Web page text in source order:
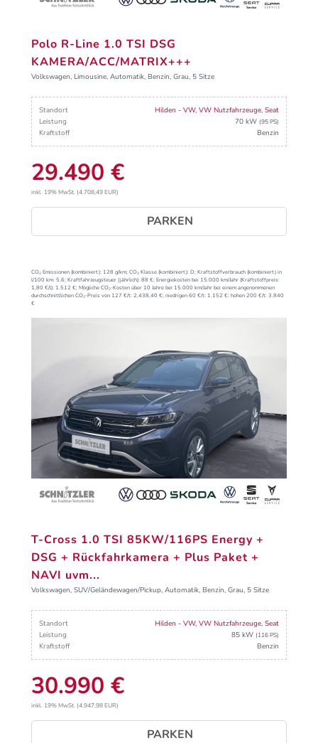
Polo R-Line 1.0 TSI DSG
KAMERA/ACC/MATRIX+++
Volkswagen, Limousine, Automatik, Benzin, Grau, 5 Sitze
Standort
Hilden - VW, VW Nutzfahrzeuge, Seat
Leistung
70 kW (95 PS)
Kraftstoff Benzin
29.490 €
inkl. 19% MwSt. (4.708,49 EUR)
PARKEN
CO₂ Emissionen (kombiniert): 128 g/km;CO₂ Klasse (kombiniert):D;Kraftstoffverbrauch (kombiniert) in
l/100 km:5,6;Kraftfahrzeugsteuer (jährlich):88 €;Energiekosten bei 15.000 km/Jahr (Kraftstoffpreis:
1,80 €/l): 1.512 €;Mögliche CO₂-Kosten über 10 Jahre bei 15.000 km/Jahr bei einem angenommenen
durchschnittlichen CO₂-Preis von 127 €/t:2.438,40 €; niedrigen 60 €/t: 1.152 €; hohen 200 €/t: 3.840
€
T-Cross 1.0 TSI 85KW/116PS Energy +
DSG + Rückfahrkamera + Plus Paket +
NAVI uvm...
Volkswagen, SUV/Geländewagen/Pickup, Automatik, Benzin, Grau, 5 Sitze
Standort
Hilden - VW, VW Nutzfahrzeuge, Seat
Leistung
85 kW (116 PS)
Kraftstoff Benzin
30.990 €
inkl. 19% MwSt. (4.947,98 EUR)
PARKEN